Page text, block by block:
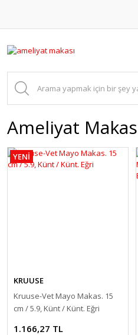
Ameliyat
YENİ
KRUUSE
Kruuse-Vet Mayo Makas. 15
cm / 5.9, Künt / Künt. Eğri
1.166,27 TL